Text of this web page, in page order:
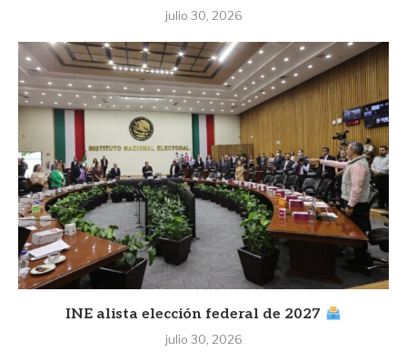
julio 30, 2026
INE alista elección federal de 2027
julio 30, 2026